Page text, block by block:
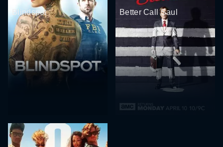
Blindspot Better Call Saul